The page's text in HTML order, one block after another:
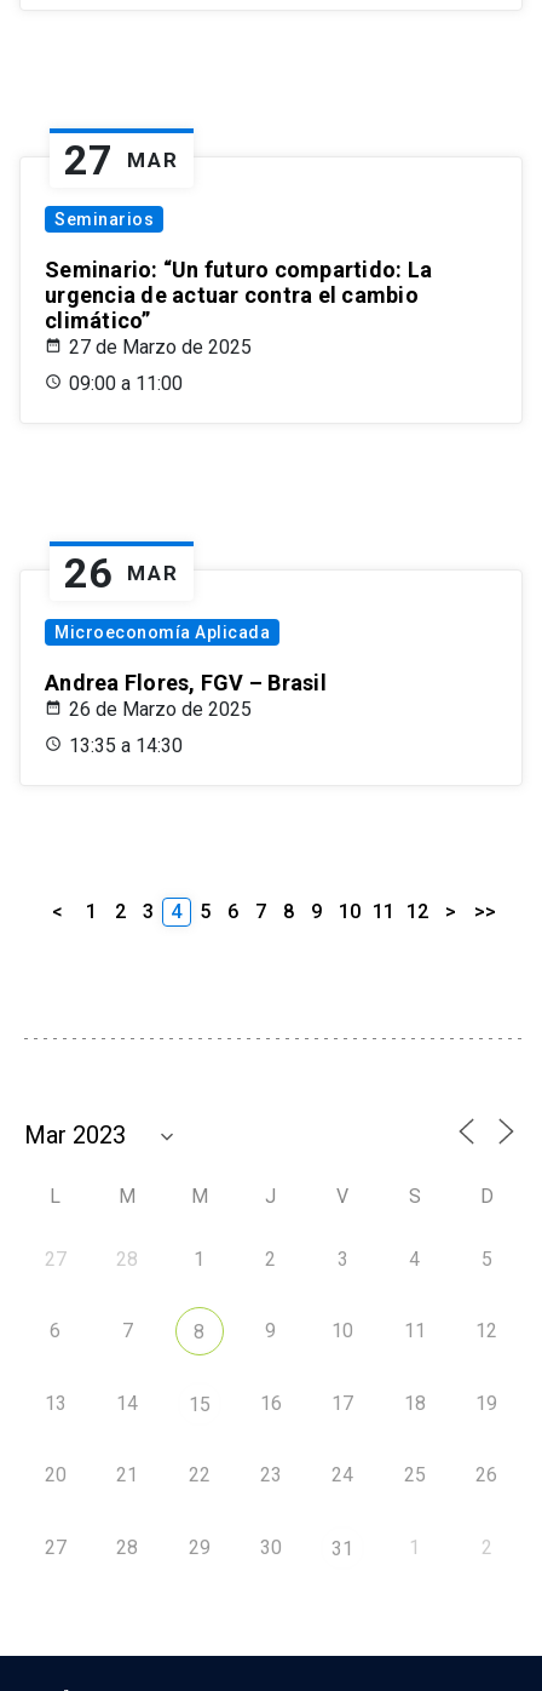
27 MAR
Seminarios
Seminario: “Un futuro compartido: La
urgencia de actuar contra el cambio
climático”
27 de Marzo de 2025
09:00 a 11:00
26 MAR
Microeconomía Aplicada
Andrea Flores, FGV – Brasil
26 de Marzo de 2025
13:35 a 14:30
< 1 2 3 4 5 6 7 8 9 10 11 12 > >>
L M M J V S D
27 28 1 2 3 4 5
6 7 8 9 10 11 12
13 14 15 16 17 18 19
20 21 22 23 24 25 26
27 28 29 30 31 1 2